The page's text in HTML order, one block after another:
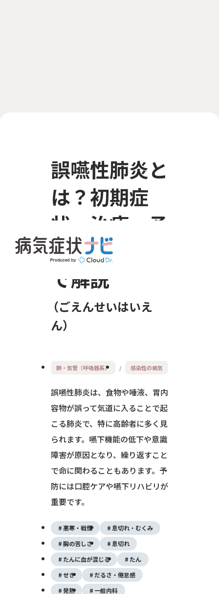
誤嚥性肺炎と
は？初期症
状・治療・予
防を医師監修
で解説
ごえんせいはいえ
ん
肺・気管（呼吸器系） 感染性の病気
誤嚥性肺炎は、食物や唾液、胃内
容物が誤って気道に入ることで起
こる肺炎で、特に高齢者に多く見
られます。嚥下機能の低下や意識
障害が原因となり、繰り返すこと
で命に関わることもあります。予
防には口腔ケアや嚥下リハビリが
重要です。
悪寒・戦慄
息切れ・むくみ
胸の苦しさ
息切れ
たんに血が混じる
たん
せき
だるさ・倦怠感
発熱
一般内科